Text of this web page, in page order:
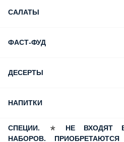
САЛАТЫ
ФАСТ-ФУД
ДЕСЕРТЫ
НАПИТКИ
СПЕЦИИ. * НЕ ВХОДЯТ В
ПРИОБРЕТАЮТСЯ